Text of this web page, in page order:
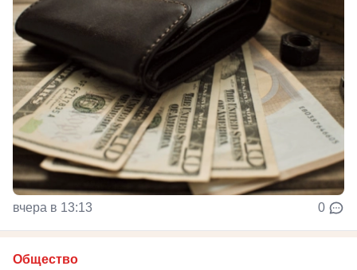
вчера в 13:13 0
Общество